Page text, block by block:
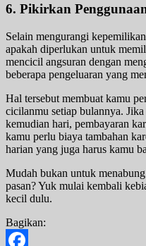
6. Pikirkan
Selain mengurangi
apakah diperlukan untuk
mencicil angsuran dengan
beberapa pengeluaran yang
Hal tersebut membuat kamu
cicilanmu setiap bulannya.
kemudian hari, pembayaran
kamu perlu biaya tambahan
harian yang juga harus kamu
Mudah bukan untuk
pasan? Yuk mulai kembali
kecil dulu.
Bagikan: